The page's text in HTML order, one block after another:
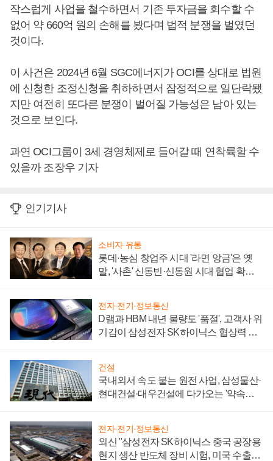
작스럽게 사업을 철수하면서 기존 투자금을 회수할 수
없어 약 660억 원의 손해를 봤다며 법적 분쟁을 벌였던
것이다.
이 사건은 2024년 6월 SGC에너지가 OCI를 상대로 법원
에 신청한 조정신청을 취하하면서 잠정적으로 일단락됐
지만 여전히 또다른 분쟁이 벌어질 가능성은 남아 있는
것으로 보인다.
과연 OCI그룹이 3세 경영체제로 들어갈 때 연착륙할 수
있을까 조장우 기자
인기기사
소비자·유통
롯데·농심 창업주 시대 '라면 앙금'은 옛
말, '사촌' 신동빈·신동원 시대 협업 확대
전자·전기·정보통신
D램과 HBM 내년 물량도 '품절', 고객사 위
기감이 삼성전자 SK하이닉스 협상력 더
건설
국내외서 속도 붙는 원전 사업, 삼성물산·
현대건설·대우건설에 다가오는 '약속의
전자·전기·정보통신
외신 "삼성전자 SK하이닉스 중국 공장용
현지 생산 반도체 장비 시험, 미국 수출통